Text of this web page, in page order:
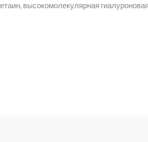
высокомолекулярная